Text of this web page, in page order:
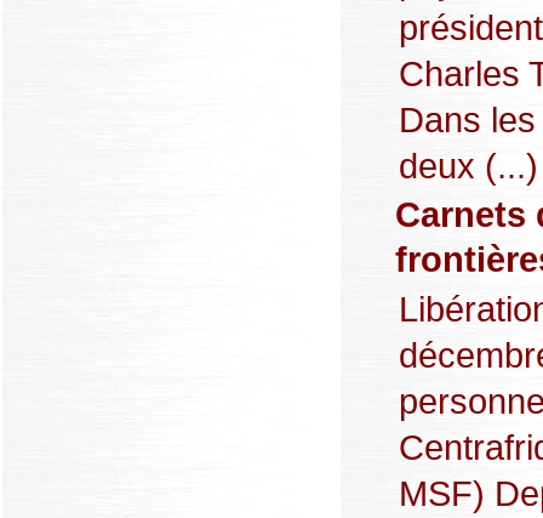
président
Charles
Dans les
deux (...)
Carnets
MSF)